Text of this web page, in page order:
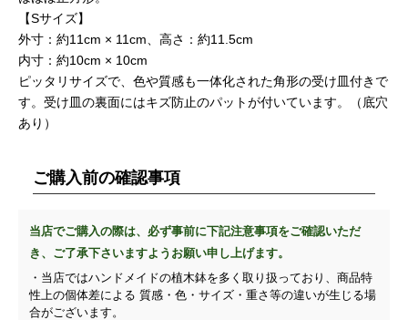
【Sサイズ】
外寸：約11cm × 11cm、高さ：約11.5cm
内寸：約10cm × 10cm
ピッタリサイズで、色や質感も一体化された角形の受け皿付きで
す。受け皿の裏面にはキズ防止のパットが付いています。（底穴
あり）
ご購入前の確認事項
当店でご購入の際は、必ず事前に下記注意事項をご確認いただ
き、ご了承下さいますようお願い申し上げます。
・当店ではハンドメイドの植木鉢を多く取り扱っており、商品特
性上の個体差による 質感・色・サイズ・重さ等の違いが生じる場
合がございます。